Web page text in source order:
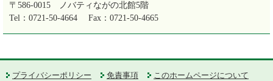
〒586-0015
ノバティながの北館5階
Tel：0721-50-4664
Fax：0721-50-4665
プライバシーポリシー 免責事項
このホームページについて